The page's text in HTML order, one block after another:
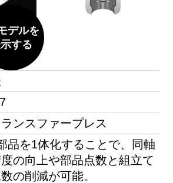
デルを
する
ランスファープレス
品を1体化することで、同軸
の向上や部品点数と組立て
の削減が可能。